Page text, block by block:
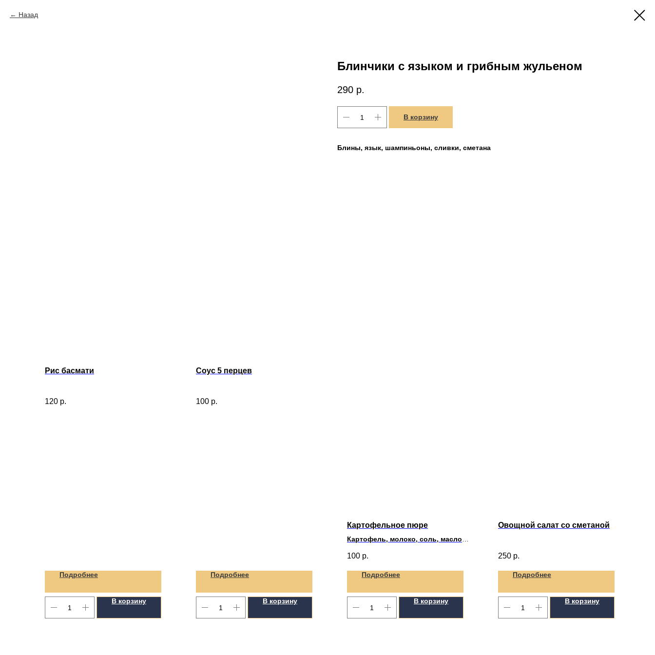
Назад
Блинчики с языком и грибным жульеном
290 р.
В корзину
Блины, язык, шампиньоны, сливки, сметана
Рис басмати
120 р.
Подробнее
В корзину
Соус 5 перцев
100 р.
Подробнее
В корзину
Картофельное пюре
Картофель, молоко, соль, масло
100 р.
Подробнее
В корзину
Овощной салат со сметаной
250 р.
Подробнее
В корзину